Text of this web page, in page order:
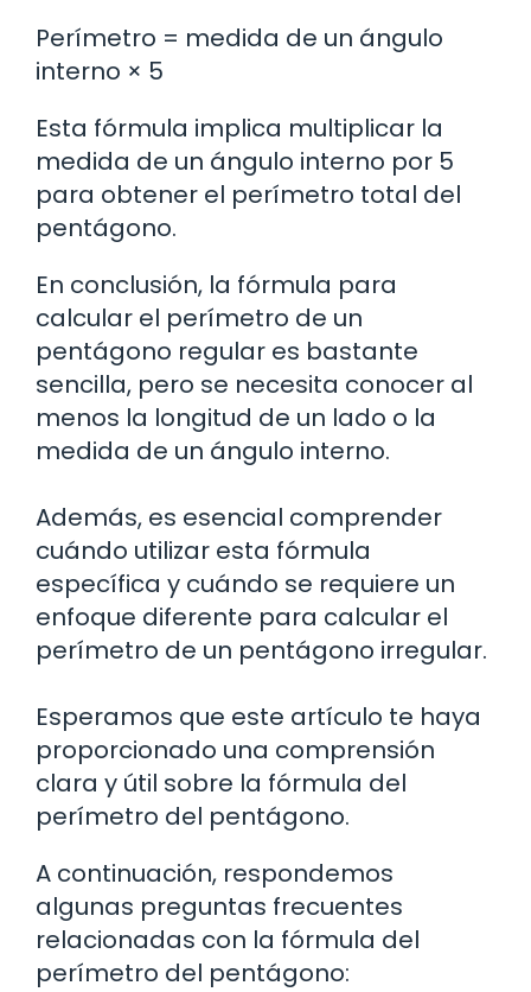
Perímetro = medida de un ángulo
interno × 5
Esta fórmula implica multiplicar la
medida de un ángulo interno por 5
para obtener el perímetro total del
pentágono.
En conclusión, la fórmula para
calcular el perímetro de un
pentágono regular es bastante
sencilla, pero se necesita conocer al
menos la longitud de un lado o la
medida de un ángulo interno.
Además, es esencial comprender
cuándo utilizar esta fórmula
específica y cuándo se requiere un
enfoque diferente para calcular el
perímetro de un pentágono irregular.
Esperamos que este artículo te haya
proporcionado una comprensión
clara y útil sobre la fórmula del
perímetro del pentágono.
A continuación, respondemos
algunas preguntas frecuentes
relacionadas con la fórmula del
perímetro del pentágono: